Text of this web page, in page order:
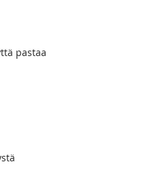
pastaa